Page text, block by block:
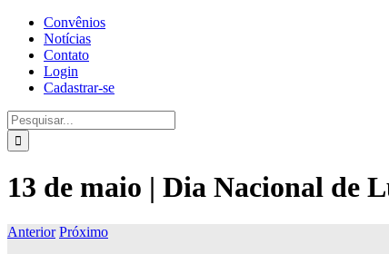
Convênios
Notícias
Contato
Login
Cadastrar-se
Buscar
resultados
para:
13 de maio | Dia Nacional de
Anterior Próximo